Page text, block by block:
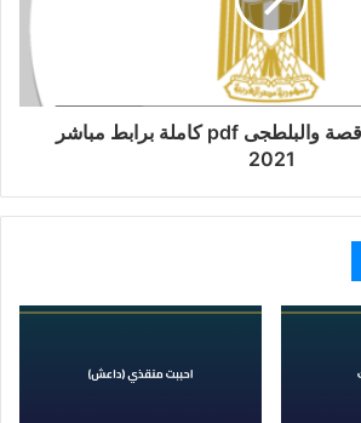
تحميل رواية الراقصة والبلطجى pdf كاملة برابط مباشر
2021